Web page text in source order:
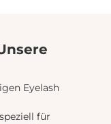
Eyelash
für